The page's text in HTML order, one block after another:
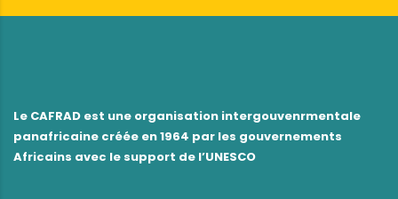
Le CAFRAD est une organisation intergouvenrmentale
panafricaine créée en 1964 par les gouvernements
Africains avec le support de l’UNESCO